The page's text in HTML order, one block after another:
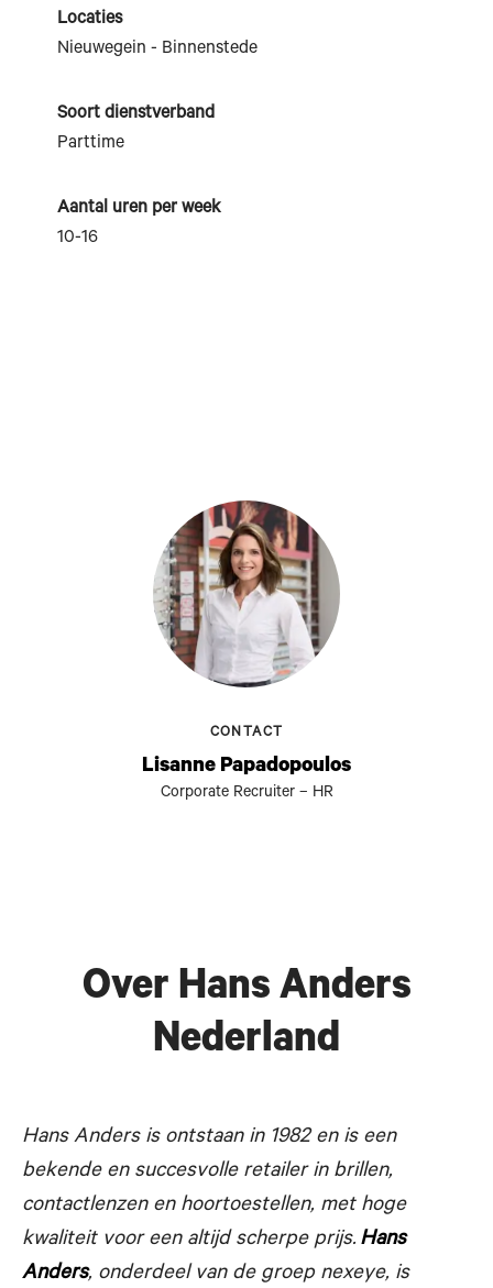
Locaties
Nieuwegein - Binnenstede
Soort dienstverband
Parttime
Aantal uren per week
10-16
CONTACT
Lisanne Papadopoulos
Corporate Recruiter – HR
Over Hans Anders
Nederland
Hans Anders is ontstaan in 1982 en is een
bekende en succesvolle retailer in brillen,
contactlenzen en hoortoestellen, met hoge
kwaliteit voor een altijd scherpe prijs. Hans
Anders, onderdeel van de groep nexeye, is